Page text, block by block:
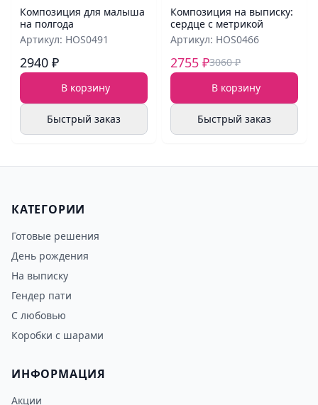
Композиция для малыша
на полгода
Артикул: HOS0491
2940 ₽
В корзину
Быстрый заказ
Композиция на выписку:
сердце с метрикой
Артикул: HOS0466
2755 ₽3060 ₽
В корзину
Быстрый заказ
КАТЕГОРИИ
Готовые решения
День рождения
На выписку
Гендер пати
С любовью
Коробки с шарами
ИНФОРМАЦИЯ
Акции